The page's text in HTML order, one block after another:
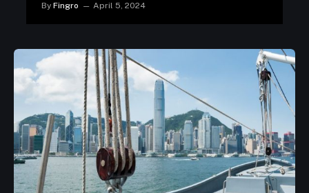
By Fingro April 5, 2024